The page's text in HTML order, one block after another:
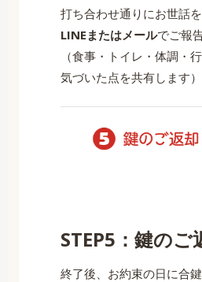
打ち合わせ通りにお世話
LINEまたはメールでご報
（食事・トイレ・体調・
気づいた点を共有します）
STEP5：鍵のご
終了後、お約束の日に合